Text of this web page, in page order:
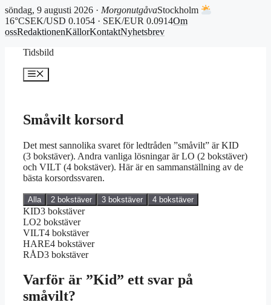
söndag, 9 augusti 2026 · MorgonutgåvaStockholm
16°CSEK/USD 0.1054 · SEK/EUR 0.0914Om
ossRedaktionenKällorKontaktNyhetsbrev
Tidsbild
Meny
Småvilt korsord
Det mest sannolika svaret för ledtråden ”småvilt” är KID
(3 bokstäver). Andra vanliga lösningar är LO (2 bokstäver)
och VILT (4 bokstäver). Här är en sammanställning av de
bästa korsordssvaren.
Alla 2 bokstäver 3 bokstäver 4 bokstäver
KID3 bokstäver
LO2 bokstäver
VILT4 bokstäver
HARE4 bokstäver
RÅD3 bokstäver
Varför är ”Kid” ett svar på
småvilt?